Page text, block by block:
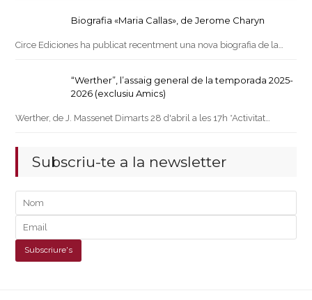
Biografia «Maria Callas», de Jerome Charyn
Circe Ediciones ha publicat recentment una nova biografia de la…
“Werther”, l’assaig general de la temporada 2025-
2026 (exclusiu Amics)
Werther, de J. Massenet Dimarts 28 d'abril a les 17h *Activitat…
Subscriu-te a la newsletter